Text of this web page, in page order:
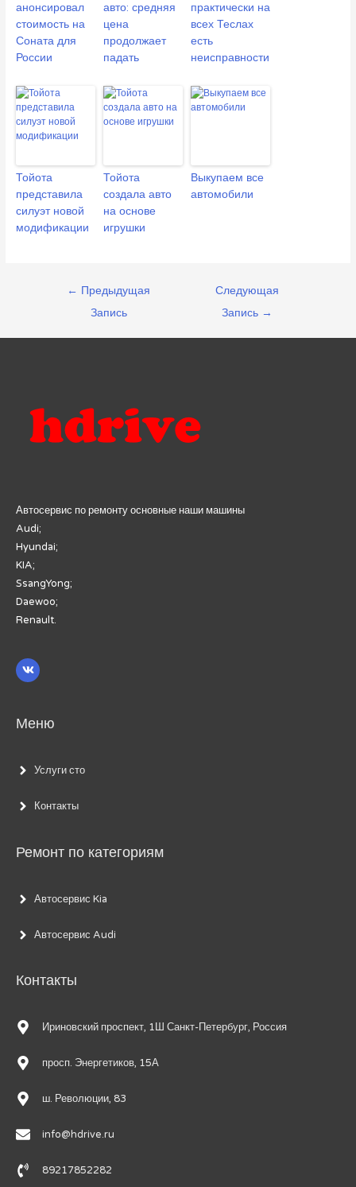
анонсировал
стоимость на
Соната для
России
авто: средняя
цена
продолжает
падать
практически на
всех Теслах
есть
неисправности
Тойота
представила
силуэт новой
модификации
Тойота
создала авто
на основе
игрушки
Выкупаем все
автомобили
Навигация
записям
← Предыдущая
Запись
Следующая
Запись →
Автосервис по ремонту основные наши машины
Audi;
Hyundai;
KIA;
SsangYong;
Daewoo;
Renault.
Меню
Услуги сто
Контакты
Ремонт по категориям
Автосервис Kia
Автосервис Audi
Контакты
Ириновский проспект, 1Ш Санкт-Петербург, Россия
просп. Энергетиков, 15А
ш. Революции, 83
info@hdrive.ru
89217852282